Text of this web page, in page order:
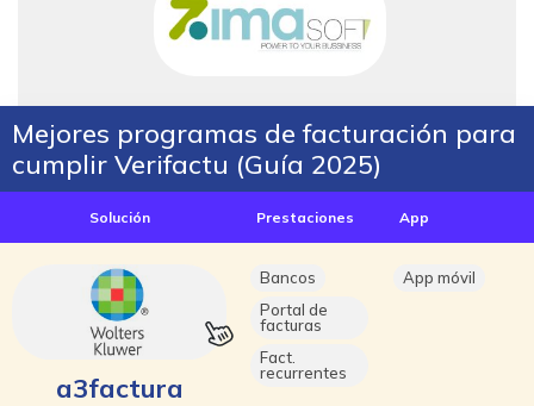
Mejores programas de facturación para
cumplir Verifactu (Guía 2025)
Solución Prestaciones App
a3factura
Bancos
Portal de
facturas
Fact.
recurrentes
App móvil